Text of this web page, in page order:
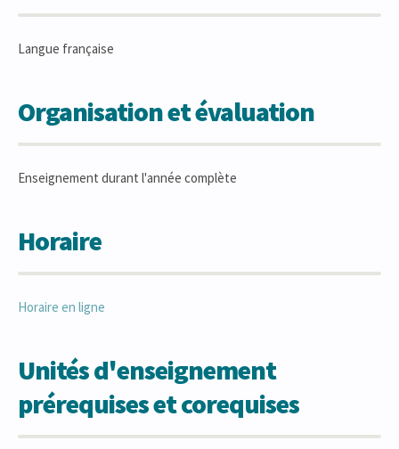
Langue française
Organisation et évaluation
Enseignement durant l'année complète
Horaire
Horaire en ligne
Unités d'enseignement
prérequises et corequises